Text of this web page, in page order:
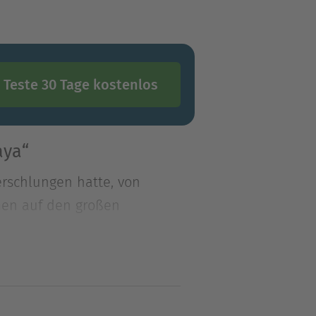
Teste 30 Tage kostenlos
hatte, von
auf den großen
hatte, von